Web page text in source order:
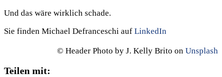
Und das wäre wirklich schade.
Sie finden Michael Defranceschi auf LinkedIn
© Header Photo by J. Kelly Brito on Unsplash
Teilen mit: